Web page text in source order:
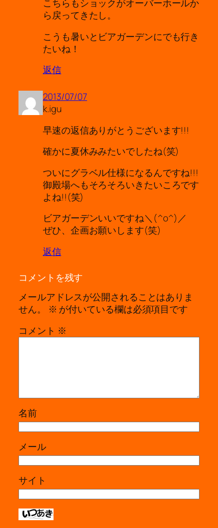
こちらもショックがオーバーホールか
ら戻ってきたし。
こうも暑いとビアガーデンにでも行き
たいね！
返信
2013/07/07
k.igu
早速の返信ありがとうございます!!!
確かに夏休みみたいでしたね(笑)
ついにグラベル仕様になるんですね!!!
御殿場へもそろそろいきたいころです
よね!!(笑)
ビアガーデンいいですね＼(^o^)／
ぜひ、企画お願いします(笑)
返信
コメントを残す
メールアドレスが公開されることはありま
せん。
※ が付いている欄は必須項目です
コメント ※
名前
メール
サイト